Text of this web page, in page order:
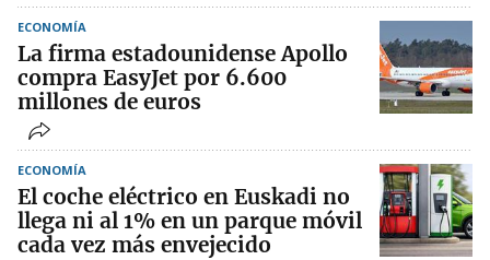
ECONOMÍA
La firma estadounidense Apollo
compra EasyJet por 6.600
millones de euros
ECONOMÍA
El coche eléctrico en Euskadi no
llega ni al 1% en un parque móvil
cada vez más envejecido